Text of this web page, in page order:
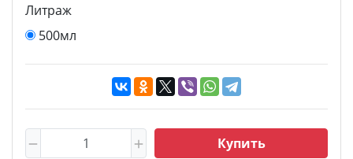
Литраж
500мл
Купить